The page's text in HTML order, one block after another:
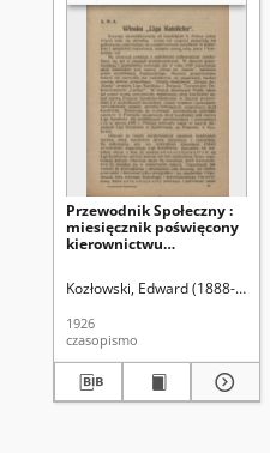
Przewodnik Społeczny :
miesięcznik poświęcony
kierownictwu
Kozłowski, Edward (1888-
1926
czasopismo